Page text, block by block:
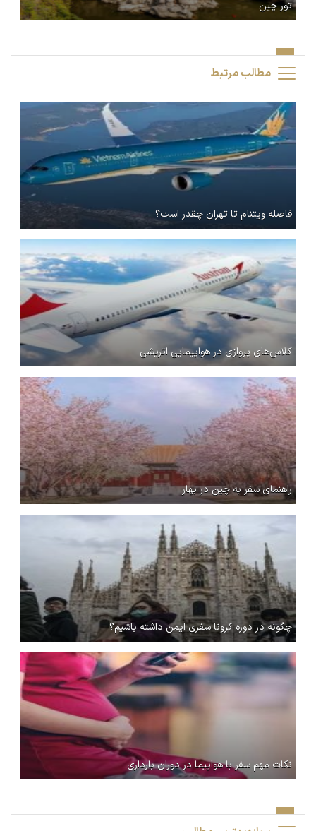
تور چین
مطالب مرتبط
فاصله ویتنام تا تهران چقدر است؟
کلاس‌های پروازی در هواپیمایی اتریشی
راهنمای سفر به چین در بهار
چگونه در دوره کرونا سفری ایمن داشته باشیم؟
نکات مهم سفر با هواپیما در دوران بارداری